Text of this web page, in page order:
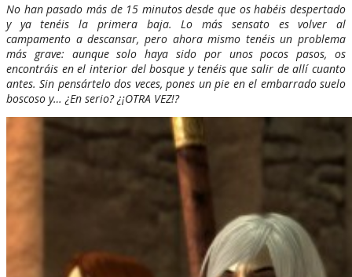
No han pasado más de 15 minutos desde que os habéis despertado
y ya tenéis la primera baja. Lo más sensato es volver al
campamento a descansar, pero ahora mismo tenéis un problema
más grave: aunque solo haya sido por unos pocos pasos, os
encontráis en el interior del bosque y tenéis que salir de allí cuanto
antes. Sin pensártelo dos veces, pones un pie en el embarrado suelo
boscoso y… ¿En serio? ¿¡OTRA VEZ!?